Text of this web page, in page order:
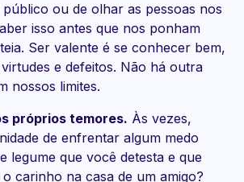
ou de olhar as pessoas nos
isso antes que nos ponham
Ser valente é se conhecer bem,
e defeitos. Não há outra
nossos limites.
próprios temores. Às vezes,
de enfrentar algum medo
legume que você detesta e que
carinho na casa de um amigo?